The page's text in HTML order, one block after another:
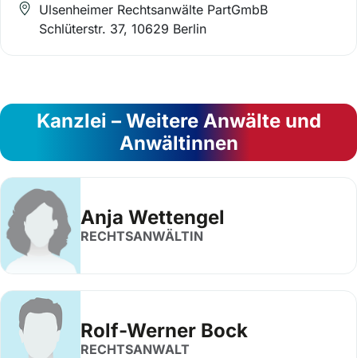
Ulsenheimer Rechtsanwälte PartGmbB
Schlüterstr. 37, 10629 Berlin
Kanzlei – Weitere Anwälte und
Anwältinnen
Anja Wettengel
RECHTSANWÄLTIN
Rolf-Werner Bock
RECHTSANWALT